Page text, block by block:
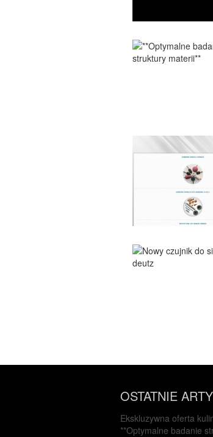
OSTATNIE
Ekskluzywna oferta
**Optymalne badanie